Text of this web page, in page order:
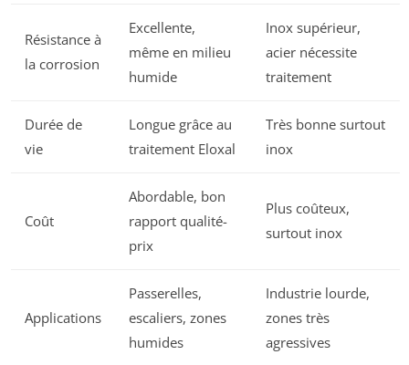
Résistance à
la corrosion
Excellente,
même en milieu
humide
Inox supérieur,
acier nécessite
traitement
Durée de
vie
Longue grâce au
traitement Eloxal
Très bonne surtout
inox
Coût
Abordable, bon
rapport qualité-
prix
Plus coûteux,
surtout inox
Applications
Passerelles,
escaliers, zones
humides
Industrie lourde,
zones très
agressives